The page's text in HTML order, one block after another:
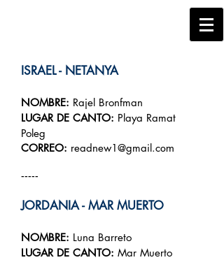
ISRAEL - NETANYA
NOMBRE: Rajel Bronfman
LUGAR DE CANTO: Playa Ramat
Poleg
CORREO: readnew1@gmail.com
-----
JORDANIA -MAR MUERTO
NOMBRE: Luna Barreto
LUGAR DE CANTO: Mar Muerto